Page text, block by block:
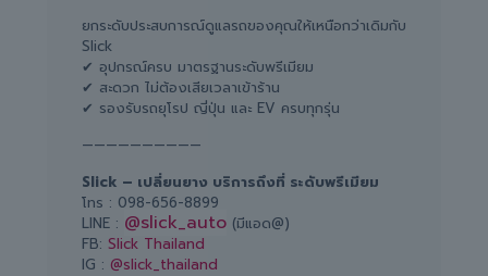
ยกระดับประสบการณ์ดูแลรถของคุณให้เหนือกว่าเดิมกับ
Slick
✔ อุปกรณ์ครบ มาตรฐานระดับพรีเมียม
✔ สะดวก ไม่ต้องเสียเวลาเข้าร้าน
✔ รองรับรถยุโรป ญี่ปุ่น และ EV ครบทุกรุ่น
——————————
Slick – เปลี่ยนยาง บริการถึงที่ ระดับพรีเมียม
โทร : 098-656-8899
LINE : @slick_auto (มีแอด@)
FB: Slick Thailand
IG : @slick_thailand